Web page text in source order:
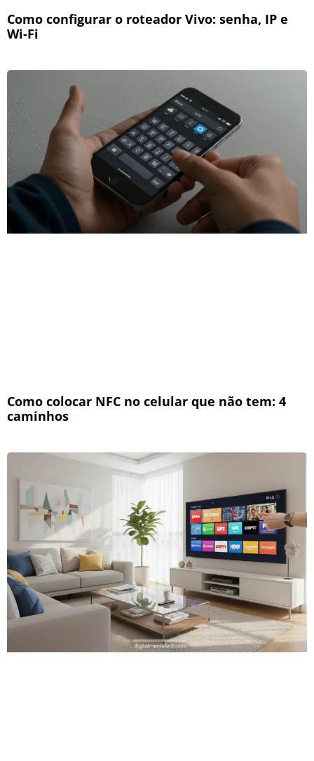
Como configurar o roteador Vivo: senha, IP e
Wi-Fi
Como colocar NFC no celular que não tem: 4
caminhos